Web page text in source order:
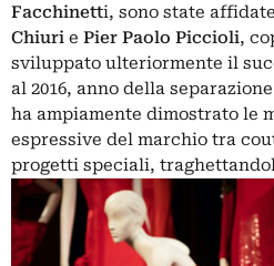
Facchinetti, sono state
Chiuri e Pier Paolo Piccioli,
sviluppato ulteriormente il
al 2016, anno della
ha ampiamente dimostrato le
espressive del marchio tra
progetti speciali,